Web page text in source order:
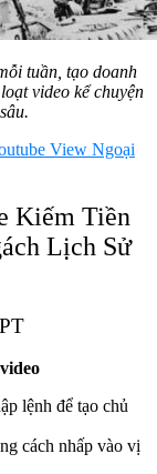
tuần, tạo doanh
video kể chuyện
View Ngoại
Kiếm Tiền
Lịch Sử
lệnh để tạo chủ
cách nhấp vào vị